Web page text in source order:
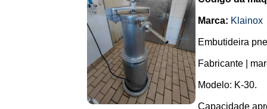
Marca: Klainox
Embutideira
Fabricante |
Modelo: K-30.
Capacidade